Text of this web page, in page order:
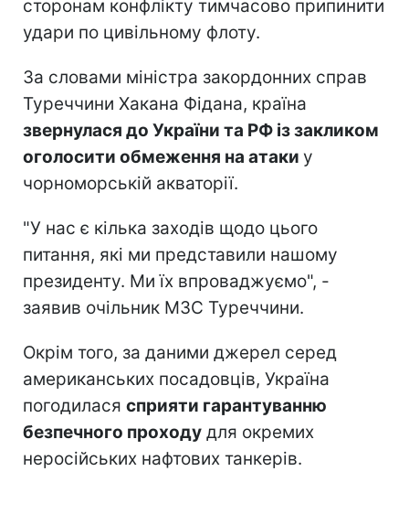
сторонам конфлікту тимчасово припинити
удари по цивільному флоту.
За словами міністра закордонних справ
Туреччини Хакана Фідана, країна
звернулася до України та РФ із закликом
оголосити обмеження на атаки у
чорноморській акваторії.
"У нас є кілька заходів щодо цього
питання, які ми представили нашому
президенту. Ми їх впроваджуємо", -
заявив очільник МЗС Туреччини.
Окрім того, за даними джерел серед
американських посадовців, Україна
погодилася сприяти гарантуванню
безпечного проходу для окремих
неросійських нафтових танкерів.